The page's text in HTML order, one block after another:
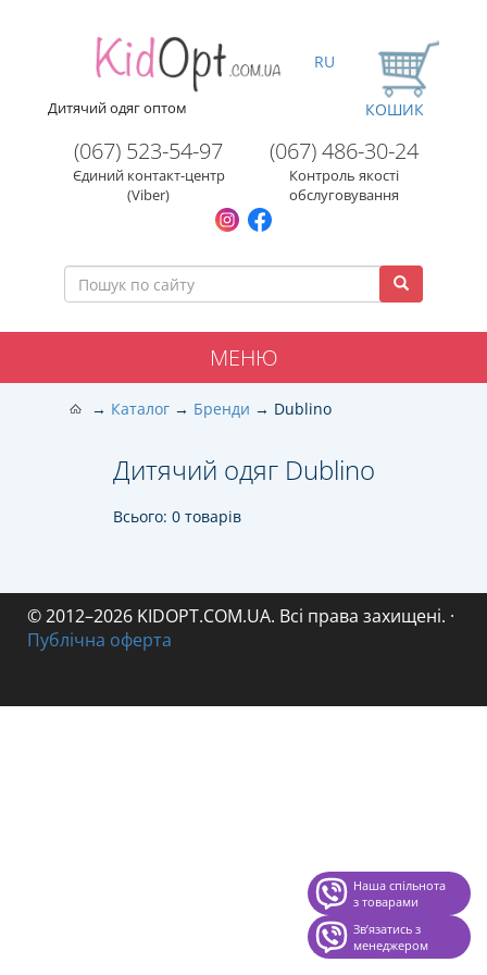
Дитячий одяг оптом
(067) 523-54-97
Єдиний контакт-центр
(Viber)
(067) 486-30-24
Контроль якості
обслуговування
RU
КОШИК
МЕНЮ
Каталог Бренди Dublino
Дитячий одяг Dublino
Всього: 0 товарів
© 2012–2026 KIDOPT.COM.UA. Всі права захищені. ·
Публічна оферта
Наша спільнота
з товарами
Звʼязатись з
менеджером